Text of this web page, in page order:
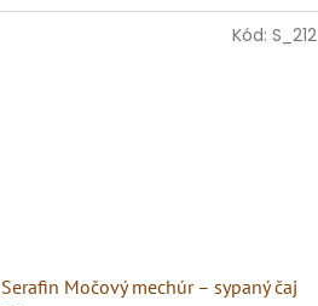
Serafin Močový mechúr – sypaný čaj
Kód: S_212